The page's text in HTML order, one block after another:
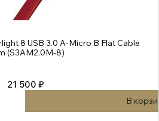
8 USB 3.0 A-Micro B Flat Cable
(S3AM2.0M-8)
21 500 ₽
В